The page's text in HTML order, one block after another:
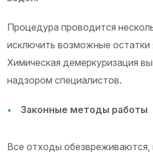
Процедура проводится
исключить возможные
Химическая демеркуризация
надзором специалистов.
Законные методы работы
Все отходы обезвреживаются,